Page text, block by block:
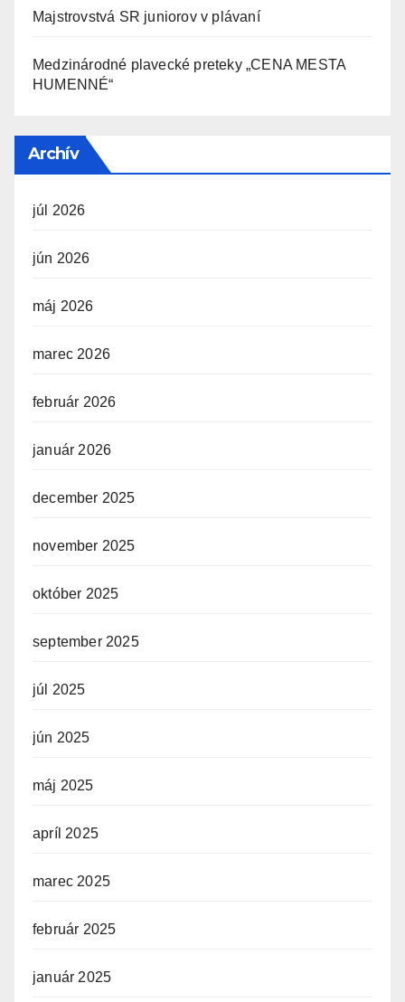
Majstrovstvá SR juniorov v plávaní
Medzinárodné plavecké preteky „CENA MESTA
HUMENNÉ“
Archív
júl 2026
jún 2026
máj 2026
marec 2026
február 2026
január 2026
december 2025
november 2025
október 2025
september 2025
júl 2025
jún 2025
máj 2025
apríl 2025
marec 2025
február 2025
január 2025